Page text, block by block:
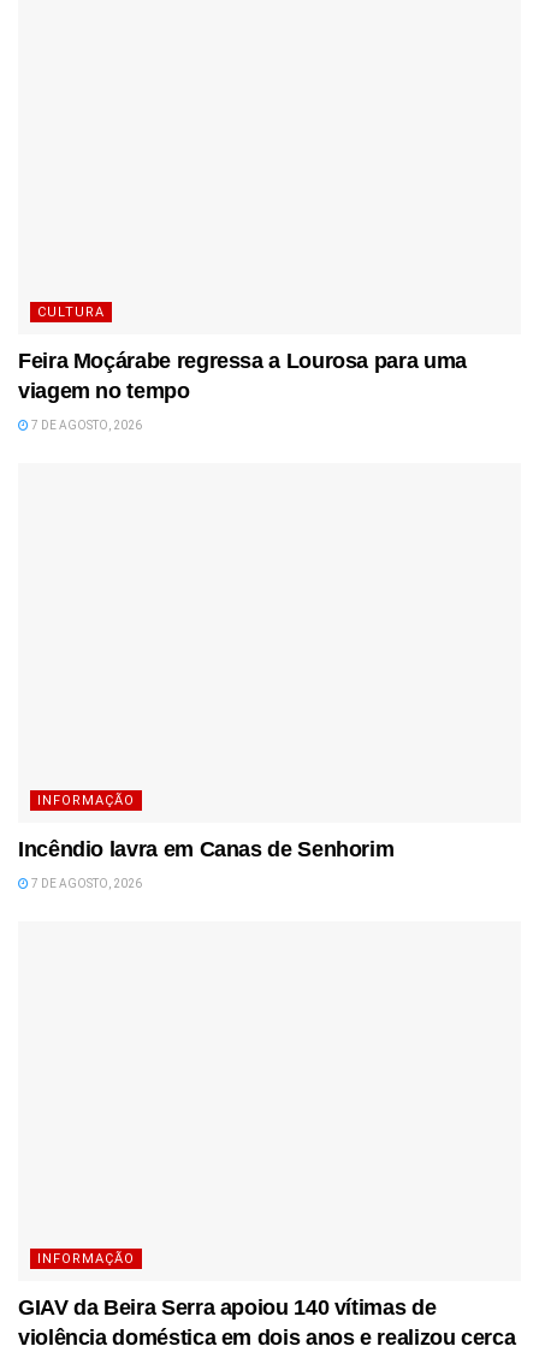
CULTURA
Feira Moçárabe regressa a Lourosa para uma
viagem no tempo
7 DE AGOSTO, 2026
INFORMAÇÃO
Incêndio lavra em Canas de Senhorim
7 DE AGOSTO, 2026
INFORMAÇÃO
GIAV da Beira Serra apoiou 140 vítimas de
violência doméstica em dois anos e realizou cerca